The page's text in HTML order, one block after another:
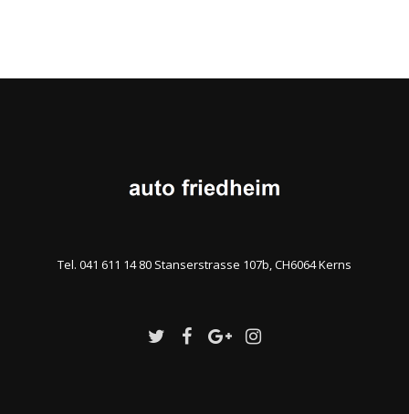
Tel. 041 611 14 80 Stanserstrasse 107b, CH6064 Kerns